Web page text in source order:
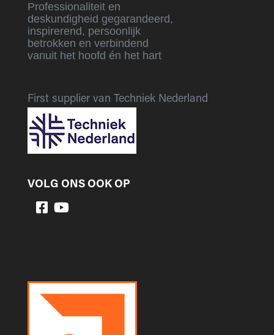
Professionaliteit en
deskundigheid gegarandeerd,
inspirerend, persoonlijk
betrokken en verbindend
vanuit het hoofd én het hart
First supplier van Techniek Nederland
VOLG ONS OOK OP